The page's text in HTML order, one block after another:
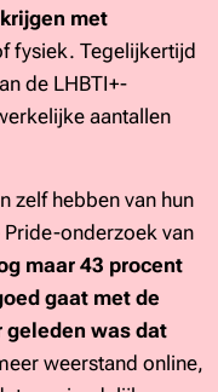
met
fysiek. Tegelijkertijd
de LHBTI+-
aantallen
zelf hebben van hun
onderzoek van
maar 43 procent
gaat met de
geleden was dat
weerstand online,